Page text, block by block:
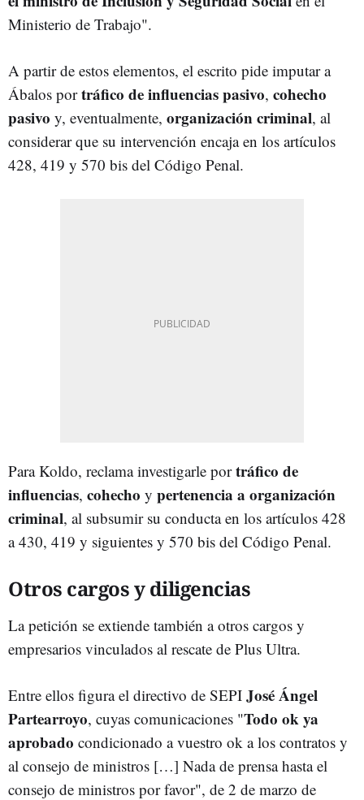
Ministerio de Trabajo".
A partir de estos elementos, el escrito pide imputar a
Ábalos portráfico de influencias pasivo, cohecho
pasivo y, eventualmente, organización criminal, al
considerar que su intervención encaja en los artículos
428, 419 y 570 bis del Código Penal.
Para Koldo, reclama investigarle portráfico de
influencias, cohecho y pertenencia a organización
criminal, al subsumir su conducta en los artículos 428
a 430, 419 y siguientes y 570 bis del Código Penal.
Otros cargos y diligencias
La petición se extiende también a otros cargos y
empresarios vinculados al rescate de Plus Ultra.
Entre ellos figura el directivo de SEPI José Ángel
Partearroyo, cuyas comunicaciones "Todo ok ya
aprobado condicionado a vuestro ok a los contratos y
al consejo de ministros […] Nada de prensa hasta el
consejo de ministros por favor", de 2 de marzo de